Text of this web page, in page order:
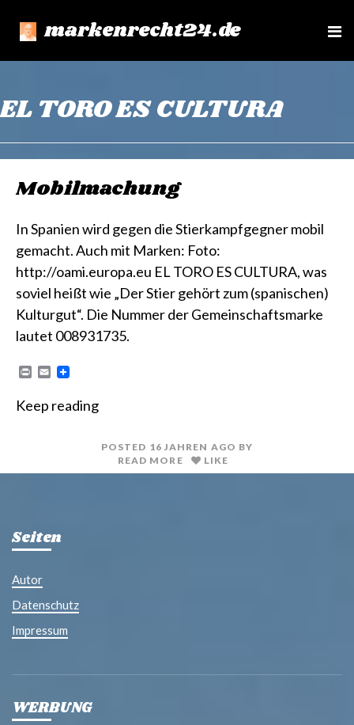
markenrecht24.de
e
EL TORO ES CULTURA
Mobilmachung
In Spanien wird gegen die Stierkampfgegner mobil
gemacht. Auch mit Marken: Foto:
http://oami.europa.eu EL TORO ES CULTURA, was
soviel heißt wie „Der Stier gehört zum (spanischen)
Kulturgut“. Die Nummer der Gemeinschaftsmarke
lautet 008931735.
n
E
i
Keep reading
POSTED 16 JAHREN AGO BY
READ MORE
LIKE
Seiten
Autor
Datenschutz
Impressum
WERBUNG